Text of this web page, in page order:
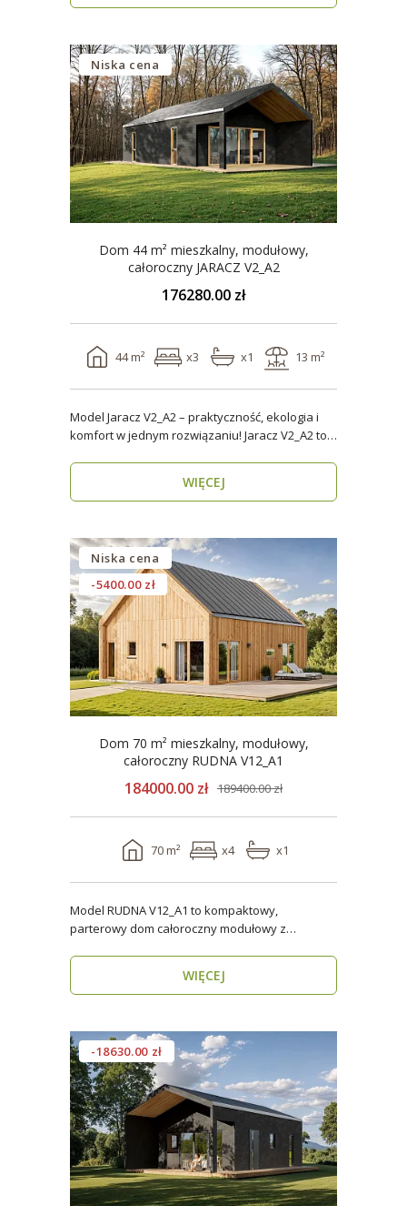
Niska cena
Dom 44 m² mieszkalny, modułowy,
całoroczny JARACZ V2_A2
176280.00 zł
44 m² x3 x1 13 m²
Model Jaracz V2_A2 – praktyczność, ekologia i
komfort w jednym rozwiązaniu! Jaracz V2_A2 to
WIĘCEJ
Niska cena
-5400.00 zł
Dom 70 m² mieszkalny, modułowy,
całoroczny RUDNA V12_A1
184000.00 zł 189400.00 zł
70 m² x4 x1
Model RUDNA V12_A1 to kompaktowy,
parterowy dom całoroczny modułowy z
WIĘCEJ
-18630.00 zł